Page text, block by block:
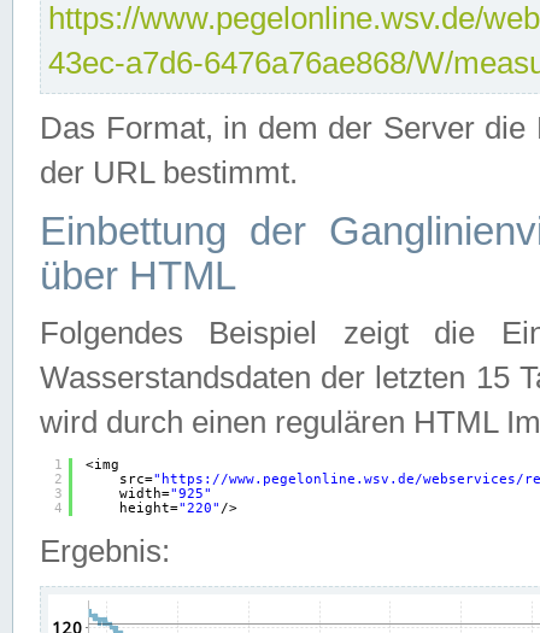
https://www.pegelonline.wsv.de/
43ec-a7d6-6476a76ae868/W/
Das Format, in dem der Server
der URL bestimmt.
Einbettung der
über HTML
Folgendes Beispiel zeigt die
Wasserstandsdaten der letzten 15
wird durch einen regulären HTML
1
2
3
4
<img
src=" https://www.pegelonline.wsv.de/webservices/
width="925"
height="220" />
Ergebnis: